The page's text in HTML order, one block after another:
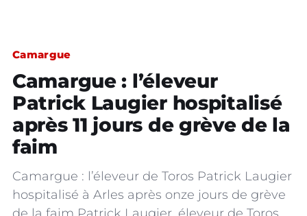
Camargue
Camargue : l’éleveur
Patrick Laugier hospitalisé
après 11 jours de grève de la
faim
Camargue : l’éleveur de Toros Patrick Laugier
hospitalisé à Arles après onze jours de grève